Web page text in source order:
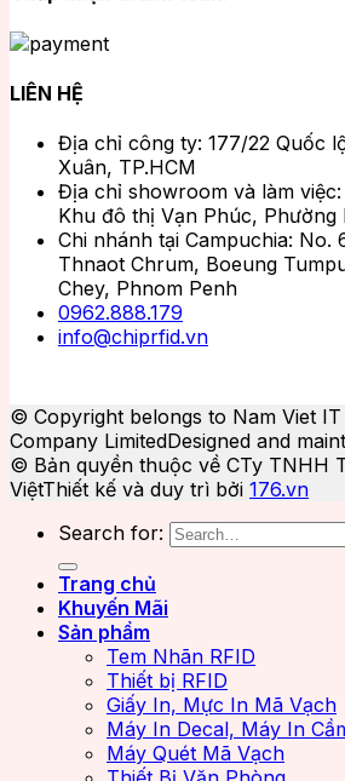
LIÊN HỆ
Địa chỉ công ty: 177/22 Quốc
Xuân, TP.HCM
Địa chỉ showroom và làm
Khu đô thị Vạn Phúc, Phường
Chi nhánh tại Campuchia: No.
Thnaot Chrum, Boeung
Chey, Phnom Penh
0962.888.179
info@chiprfid.vn
© Copyright belongs to Nam Viet
Company LimitedDesigned and
© Bản quyền thuộc về CTy TNHH
ViệtThiết kế và duy trì bởi 176.vn
Search for:
Trang chủ
Khuyến Mãi
Sản phẩm
Tem Nhãn RFID
Thiết bị RFID
Giấy In, Mực In Mã Vạch
Máy In Decal, Máy In
Máy Quét Mã Vạch